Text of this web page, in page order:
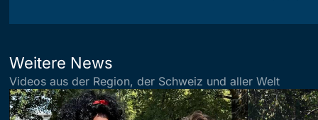
Weitere News
Videos aus der Region, der Schweiz und aller Welt